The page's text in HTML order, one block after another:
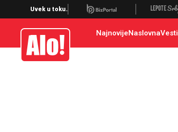
Uvek u toku.
Alo NajnovijeNaslovnaVesti